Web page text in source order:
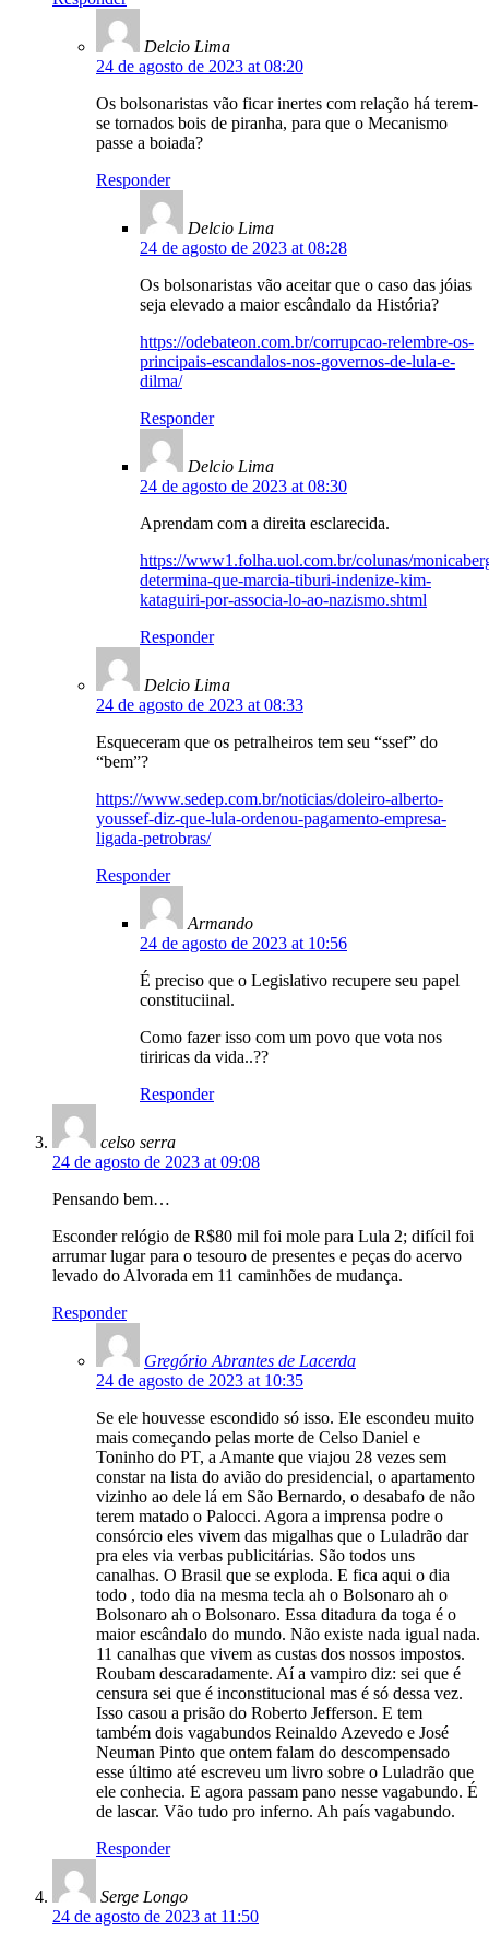
Delcio Lima
24 de agosto de 2023 at 08:20
Os bolsonaristas vão ficar inertes com relação há terem-
se tornados bois de piranha, para que o Mecanismo
passe a boiada?
Responder
Delcio Lima
24 de agosto de 2023 at 08:28
Os bolsonaristas vão aceitar que o caso das jóias
seja elevado a maior escândalo da História?
https://odebateon.com.br/corrupcao-relembre-os-
principais-escandalos-nos-governos-de-lula-e-
dilma/
Responder
Delcio Lima
24 de agosto de 2023 at 08:30
Aprendam com a direita esclarecida.
https://www1.folha.uol.com.br/colunas/
determina-que-marcia-tiburi-indenize-kim-
kataguiri-por-associa-lo-ao-nazismo.shtml
Responder
Delcio Lima
24 de agosto de 2023 at 08:33
Esqueceram que os petralheiros tem seu “ssef” do
“bem”?
https://www.sedep.com.br/noticias/doleiro-alberto-
youssef-diz-que-lula-ordenou-pagamento-empresa-
ligada-petrobras/
Responder
Armando
24 de agosto de 2023 at 10:56
É preciso que o Legislativo recupere seu papel
constituciinal.
Como fazer isso com um povo que vota nos
tiriricas da vida..??
Responder
celso serra
24 de agosto de 2023 at 09:08
Pensando bem…
Esconder relógio de R$80 mil foi mole para Lula 2; difícil foi
arrumar lugar para o tesouro de presentes e peças do acervo
levado do Alvorada em 11 caminhões de mudança.
Responder
Gregório Abrantes de Lacerda
24 de agosto de 2023 at 10:35
Se ele houvesse escondido só isso. Ele escondeu muito
mais começando pelas morte de Celso Daniel e
Toninho do PT, a Amante que viajou 28 vezes sem
constar na lista do avião do presidencial, o apartamento
vizinho ao dele lá em São Bernardo, o desabafo de não
terem matado o Palocci. Agora a imprensa podre o
consórcio eles vivem das migalhas que o Luladrão dar
pra eles via verbas publicitárias. São todos uns
canalhas. O Brasil que se exploda. E fica aqui o dia
todo , todo dia na mesma tecla ah o Bolsonaro ah o
Bolsonaro ah o Bolsonaro. Essa ditadura da toga é o
maior escândalo do mundo. Não existe nada igual nada.
11 canalhas que vivem as custas dos nossos impostos.
Roubam descaradamente. Aí a vampiro diz: sei que é
censura sei que é inconstitucional mas é só dessa vez.
Isso casou a prisão do Roberto Jefferson. E tem
também dois vagabundos Reinaldo Azevedo e José
Neuman Pinto que ontem falam do descompensado
esse último até escreveu um livro sobre o Luladrão que
ele conhecia. E agora passam pano nesse vagabundo. É
de lascar. Vão tudo pro inferno. Ah país vagabundo.
Responder
Serge Longo
24 de agosto de 2023 at 11:50